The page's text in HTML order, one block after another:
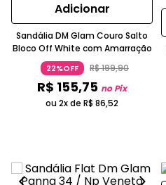
Adicionar
Sandália DM Glam Couro Salto
Bloco Off White com Amarração
22%OFF R$199,90
R$ 155,75 no Pix
ou 2x de R$ 86,52